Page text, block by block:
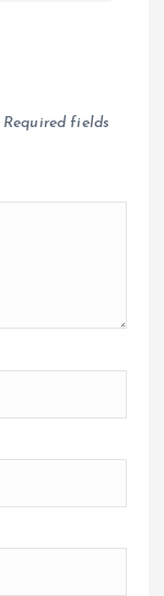
Required fields